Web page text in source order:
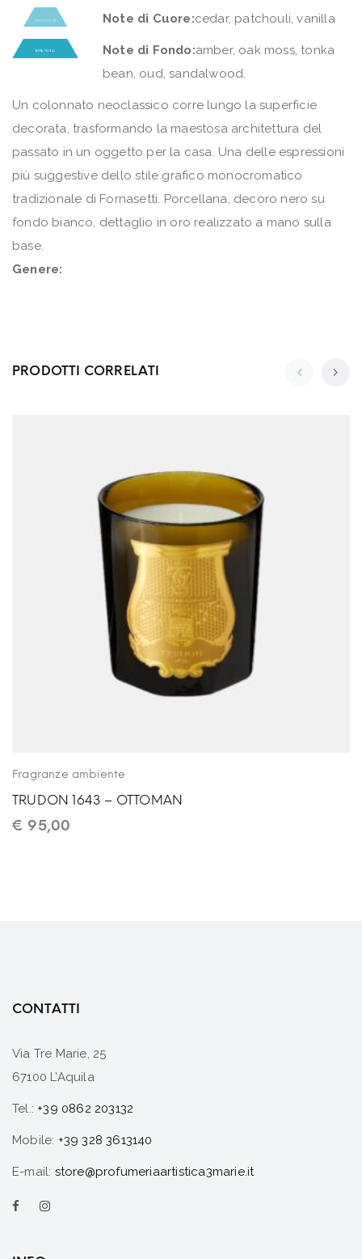
Note di Cuore:cedar, patchouli, vanilla
Note di Fondo:amber, oak moss, tonka
bean, oud, sandalwood.
Un colonnato neoclassico corre lungo la superficie
decorata, trasformando la maestosa architettura del
passato in un oggetto per la casa. Una delle espressioni
più suggestive dello stile grafico monocromatico
tradizionale di Fornasetti. Porcellana, decoro nero su
fondo bianco, dettaglio in oro realizzato a mano sulla
base.
Genere:
PRODOTTI CORRELATI
Fragranze ambiente
TRUDON 1643 – OTTOMAN
€ 95,00
CONTATTI
Via Tre Marie, 25
67100 L’Aquila
Tel.: +39 0862 203132
Mobile: +39 328 3613140
E-mail: store@profumeriaartistica3marie.it